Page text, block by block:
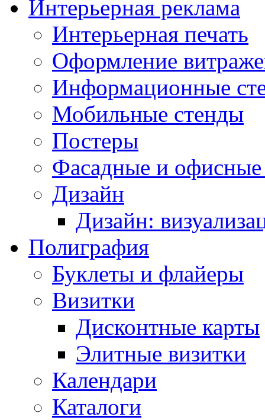
Интерьерная реклама
Интерьерная печать
Оформление
Информационные
Мобильные стенды
Постеры
Фасадные и
Дизайн
Дизайн:
Полиграфия
Буклеты и флайеры
Визитки
Дисконтные карты
Элитные визитки
Календари
Каталоги